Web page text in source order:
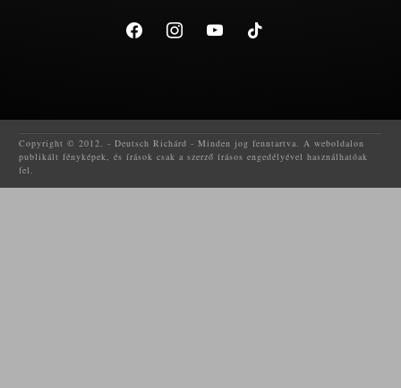
facebook instagram youtube tiktok
Copyright © 2012. - Deutsch Richárd - Minden jog fenntartva. A weboldalon
publikált fényképek, és írások csak a szerző írásos engedélyével használhatóak
fel.